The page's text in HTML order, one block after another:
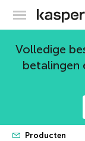
Volledige
betalingen
Producten